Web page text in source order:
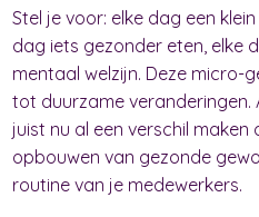
Stel je voor: elke dag een
dag iets gezonder eten, elke
mentaal welzijn. Deze micro-
tot duurzame veranderingen.
juist nu al een verschil
opbouwen van gezonde
routine van je medewerkers.